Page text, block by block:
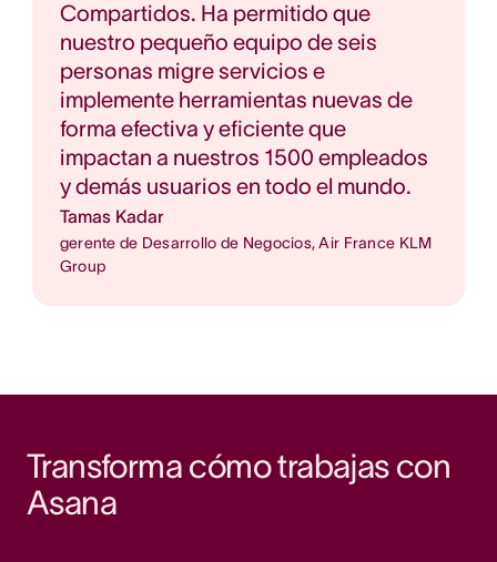
Compartidos. Ha permitido que
nuestro pequeño equipo de seis
personas migre servicios e
implemente herramientas nuevas de
forma efectiva y eficiente que
impactan a nuestros 1500 empleados
y demás usuarios en todo el mundo.
Tamas Kadar
gerente de Desarrollo de Negocios, Air France KLM
Group
Transforma cómo trabajas con
Asana